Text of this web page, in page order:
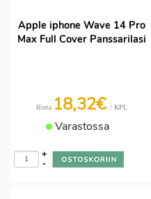
Apple iphone Wave 14 Pro
Max Full Cover Panssarilasi
Hinta 18,32€ / KPL
Varastossa
-
+